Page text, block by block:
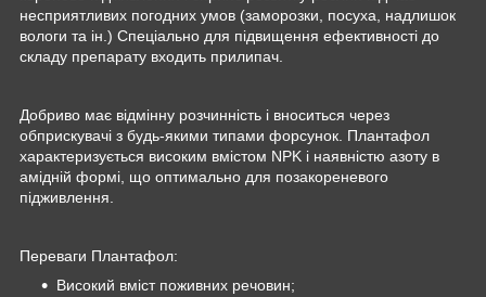
несприятливих погодних умов (заморозки, посуха, надлишок
вологи та ін.) Спеціально для підвищення ефективності до
складу препарату входить прилипач.
Добриво має відмінну розчинність і вноситься через
обприскувачі з будь-якими типами форсунок. Плантафол
характеризується високим вмістом NPK і наявністю азоту в
амідній формі, що оптимально для позакореневого
підживлення.
Переваги Плантафол:
Високий вміст поживних речовин;